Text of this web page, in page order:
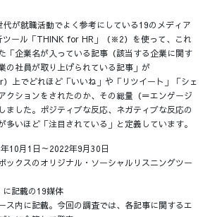
が就職活動でよく参考にしている19のメディア
ツール「THINK for HR」（※2）を使って、これ
「企業名が入っている記事（該当する企業に関す
の社員が取り上げられている記事」が
上でどれほど「いいね」や「リツイート」「シェ
クションをされたのか、その総量（＝エンゲージ
ました。ポジティブな反応、ネガティブな反応の
多いほど「注目されている」と定義しています。
10月1日～2022年9月30日
ックスのオリジナル・ソーシャルリスニングツー
記載の19媒体
ス内に記載。今回の調査では、各記事に関するエ